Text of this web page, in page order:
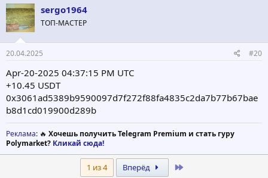
sergo1964
ТОП-МАСТЕР
20.04.2025 #20
Apr-20-2025 04:37:15 PM UTC
+10.45 USDT
0x3061ad5389b9590097d7f272f88fa4835c2da7b77b67bae
b8d1cd019900d289b
Реклама: 🔥 Хочешь получить Telegram Premium и стать гуру
Polymarket? Кликай сюда!
1 из 4 Вперёд